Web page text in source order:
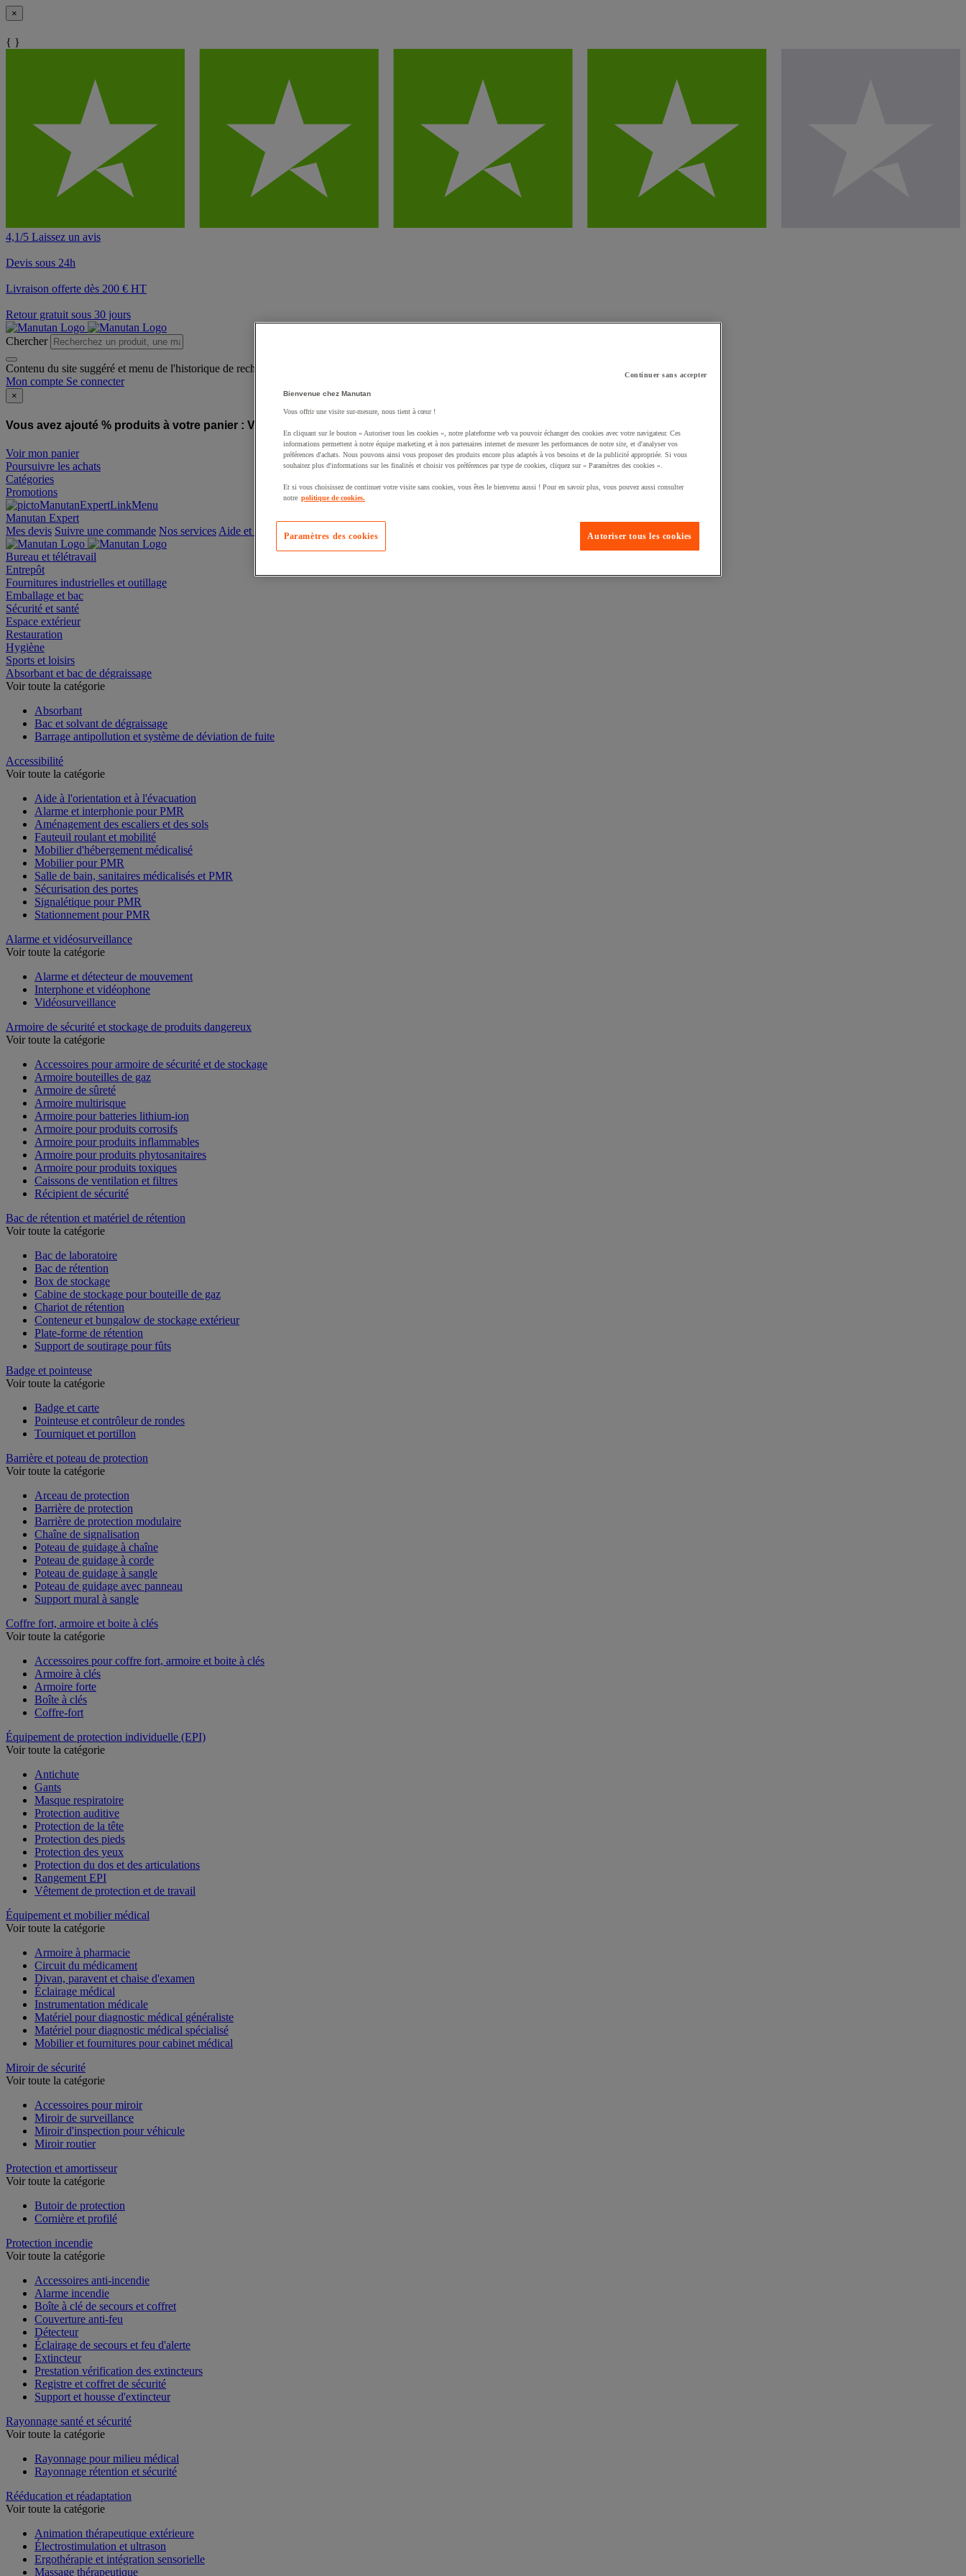
×
{ }
4,1/5 Laissez un avis
Devis sous 24h
Livraison offerte dès 200 € HT
Retour gratuit sous 30 jours
Chercher
Contenu du site suggéré et menu de l'historique de recherche
Mon compte Se connecter
×
Vous avez ajouté % produits à votre panier : Vous avez ajouté un produit à votre panier :
Voir mon panier
Poursuivre les achats
Catégories
Promotions
Manutan Expert
offre reconditionnée
Mes devis Suivre une commande Nos services Aide et contact
Bureau et télétravail
Entrepôt
Fournitures industrielles et outillage
Emballage et bac
Sécurité et santé
Espace extérieur
Restauration
Hygiène
Sports et loisirs
Absorbant et bac de dégraissage
Absorbant
Bac et solvant de dégraissage
Accessibilité
Aide à l'orientation et à l'évacuation
Alarme et interphonie pour PMR
Aménagement des escaliers et des sols
Fauteuil roulant et mobilité
Mobilier d'hébergement médicalisé
Mobilier pour PMR
Salle de bain, sanitaires médicalisés et PMR
Sécurisation des portes
Signalétique pour PMR
Alarme et vidéosurveillance
Alarme et détecteur de mouvement
Interphone et vidéophone
Armoire de sécurité et stockage de produits dangereux
Accessoires pour armoire de sécurité et de stockage
Armoire bouteilles de gaz
Armoire de sûreté
Armoire multirisque
Armoire pour batteries lithium-ion
Armoire pour produits corrosifs
Armoire pour produits inflammables
Armoire pour produits phytosanitaires
Armoire pour produits toxiques
Caissons de ventilation et filtres
Bac de rétention et matériel de rétention
Bac de laboratoire
Bac de rétention
Box de stockage
Cabine de stockage pour bouteille de gaz
Chariot de rétention
Conteneur et bungalow de stockage extérieur
Plate-forme de rétention
Badge et pointeuse
Badge et carte
Pointeuse et contrôleur de rondes
Barrière et poteau de protection
Arceau de protection
Barrière de protection
Barrière de protection modulaire
Chaîne de signalisation
Poteau de guidage à chaîne
Poteau de guidage à corde
Poteau de guidage à sangle
Poteau de guidage avec panneau
Coffre fort, armoire et boite à clés
Accessoires pour coffre fort, armoire et boite à clés
Armoire à clés
Armoire forte
Boîte à clés
Équipement de protection individuelle (EPI)
Antichute
Gants
Masque respiratoire
Protection auditive
Protection de la tête
Protection des pieds
Protection des yeux
Protection du dos et des articulations
Rangement EPI
Équipement et mobilier médical
Armoire à pharmacie
Circuit du médicament
Divan, paravent et chaise d'examen
Éclairage médical
Instrumentation médicale
Matériel pour diagnostic médical généraliste
Matériel pour diagnostic médical spécialisé
Miroir de sécurité
Accessoires pour miroir
Miroir de surveillance
Miroir d'inspection pour véhicule
Protection et amortisseur
Butoir de protection
Protection incendie
Accessoires anti-incendie
Alarme incendie
Boîte à clé de secours et coffret
Couverture anti-feu
Détecteur
Éclairage de secours et feu d'alerte
Extincteur
Prestation vérification des extincteurs
Registre et coffret de sécurité
Rayonnage santé et sécurité
Rayonnage pour milieu médical
Rééducation et réadaptation
Animation thérapeutique extérieure
Électrostimulation et ultrason
Ergothérapie et intégration sensorielle
Continuer sans accepter
Bienvenue chez Manutan
Vous offrir une visite sur-mesure, nous tient à cœur !
En cliquant sur le bouton « Autoriser tous les cookies », notre plateforme web va pouvoir échanger des cookies avec votre navigateur. Ces
informations permettent à notre équipe marketing et à nos partenaires internet de mesurer les performances de notre site, et d'analyser vos
préférences d'achats. Nous pouvons ainsi vous proposer des produits encore plus adaptés à vos besoins et de la publicité appropriée. Si vous
souhaitez plus d'informations sur les finalités et choisir vos préférences par type de cookies, cliquez sur « Paramètres des cookies ».
Et si vous choisissez de continuer votre visite sans cookies, vous êtes le bienvenu aussi ! Pour en savoir plus, vous pouvez aussi consulter
notre politique de cookies.
Autoriser tous les cookies
Paramètres des cookies